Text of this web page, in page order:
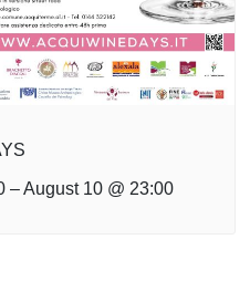
–August 10 @ 23:00